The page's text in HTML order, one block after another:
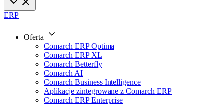
ERP
Oferta
Comarch ERP Optima
Comarch ERP XL
Comarch Betterfly
Comarch AI
Comarch Business Intelligence
Aplikacje zintegrowane z Comarch ERP
Comarch ERP Enterprise